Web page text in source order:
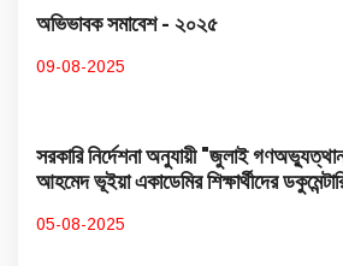
অভিভাবক সমাবেশ - ২০২৫
09-08-2025
সরকারি নির্দেশনা অনুযায়ী "জুলাই
আহমেদ ভূইয়া একাডেমির শিক্ষার্থীদের
05-08-2025